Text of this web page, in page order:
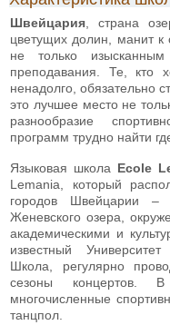
Швейцария , страна
цветущих долин, манит к
не только
преподавания. Те, кто
ненадолго, обязательно
это лучшее место не
разнообразие
программ трудно найти
Языковая школа Ecole
Lemania, который
городов Швейцарии –
Женевского озера,
академическими и
известный
Школа, регулярно
сезоны концертов.
многочисленные
танцпол.